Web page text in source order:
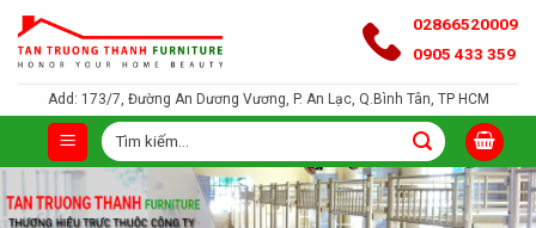
qua
nội
02866520009
0905 433 359
Add: 173/7, Đường An Dương Vương, P. An Lạc, Q.Bình Tân, TP HCM
Tìm
kiếm: